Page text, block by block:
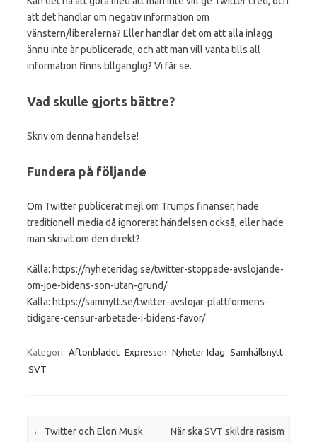
att det handlar om negativ information om
vänstern/liberalerna? Eller handlar det om att alla inlägg
ännu inte är publicerade, och att man vill vänta tills all
information finns tillgänglig? Vi får se.
Vad skulle gjorts bättre?
Skriv om denna händelse!
Fundera på följande
Om Twitter publicerat mejl om Trumps finanser, hade
traditionell media då ignorerat händelsen också, eller hade
man skrivit om den direkt?
Källa: https://nyheteridag.se/twitter-stoppade-avslojande-
om-joe-bidens-son-utan-grund/
Källa: https://samnytt.se/twitter-avslojar-plattformens-
tidigare-censur-arbetade-i-bidens-favor/
Kategori: Aftonbladet Expressen Nyheter Idag Samhällsnytt
SVT
Inläggsnavigering
← Twitter och Elon Musk
När ska SVT skildra rasism